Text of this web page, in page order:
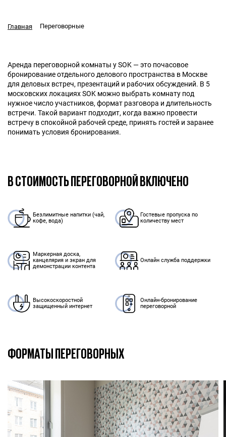
Главная Переговорные
Аренда переговорной комнаты у SOK — это почасовое
бронирование отдельного делового пространства в Москве
для деловых встреч, презентаций и рабочих обсуждений. В 5
московских локациях SOK можно выбрать комнату под
нужное число участников, формат разговора и длительность
встречи. Такой вариант подходит, когда важно провести
встречу в спокойной рабочей среде, принять гостей и заранее
понимать условия бронирования.
В СТОИМОСТЬ ПЕРЕГОВОРНОЙ ВКЛЮЧЕНО
Безлимитные напитки (чай,
кофе, вода)
Гостевые пропуска по
количеству мест
Маркерная доска,
канцелярия и экран для
демонстрации контента
Онлайн служба поддержки
Высокоскоростной
защищенный интернет
Онлайн-бронирование
переговорной
ФОРМАТЫ ПЕРЕГОВОРНЫХ